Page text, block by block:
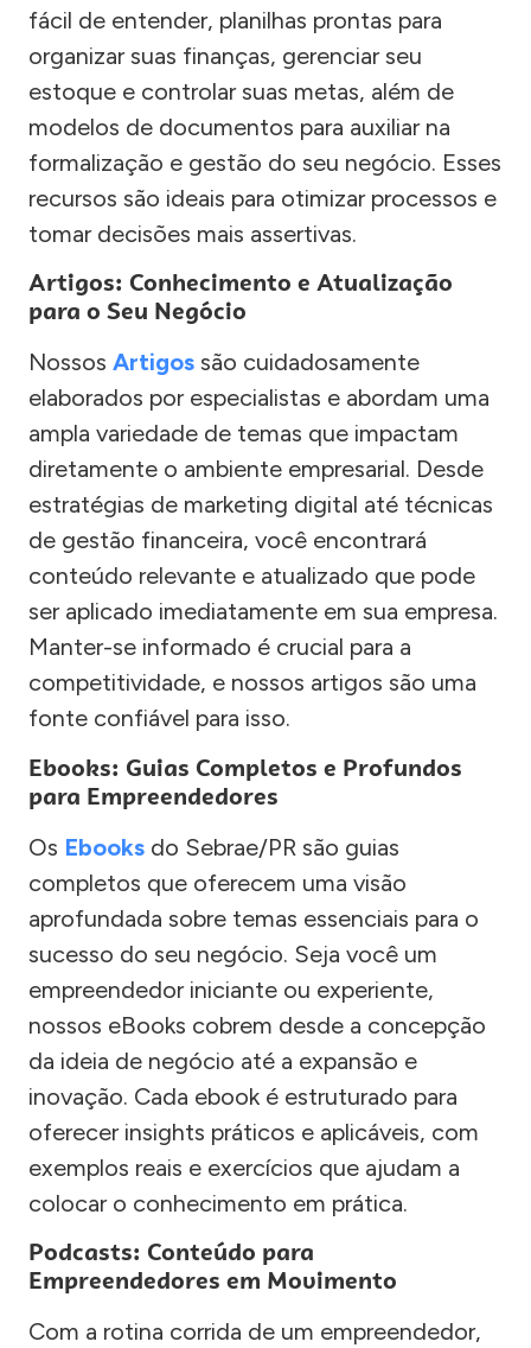
fácil de entender, planilhas prontas para
organizar suas finanças, gerenciar seu
estoque e controlar suas metas, além de
modelos de documentos para auxiliar na
formalização e gestão do seu negócio. Esses
recursos são ideais para otimizar processos e
tomar decisões mais assertivas.
Artigos: Conhecimento e Atualização
para o Seu Negócio
Nossos Artigos são cuidadosamente
elaborados por especialistas e abordam uma
ampla variedade de temas que impactam
diretamente o ambiente empresarial. Desde
estratégias de marketing digital até técnicas
de gestão financeira, você encontrará
conteúdo relevante e atualizado que pode
ser aplicado imediatamente em sua empresa.
Manter-se informado é crucial para a
competitividade, e nossos artigos são uma
fonte confiável para isso.
Ebooks: Guias Completos e Profundos
para Empreendedores
Os Ebooks do Sebrae/PR são guias
completos que oferecem uma visão
aprofundada sobre temas essenciais para o
sucesso do seu negócio. Seja você um
empreendedor iniciante ou experiente,
nossos eBooks cobrem desde a concepção
da ideia de negócio até a expansão e
inovação. Cada ebook é estruturado para
oferecer insights práticos e aplicáveis, com
exemplos reais e exercícios que ajudam a
colocar o conhecimento em prática.
Podcasts: Conteúdo para
Empreendedores em Movimento
Com a rotina corrida de um empreendedor,